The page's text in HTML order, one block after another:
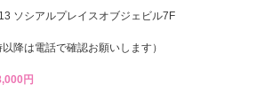
ソシアルプレイスオブジェビル7F
降は電話で確認お願いします）
円